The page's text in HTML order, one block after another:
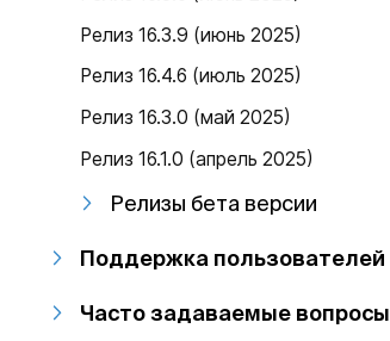
Релиз 16.3.9 (июнь 2025)
Релиз 16.4.6 (июль 2025)
Релиз 16.3.0 (май 2025)
Релиз 16.1.0 (апрель 2025)
Релизы бета версии
Поддержка пользователей
Часто задаваемые вопросы